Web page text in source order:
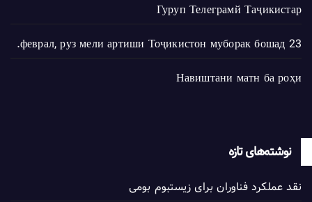
Гуруп Телеграмй Таҷикистар
23 феврал, руз мели артиши Тоҷикистон муборак бошад.
Навиштани матн ба роҳи
نوشته‌های تازه
نقد عملکرد فناوران برای زیستبوم بومی